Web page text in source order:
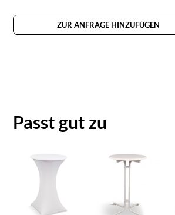
ZUR ANFRAGE HINZUFÜGEN
Passt gut zu